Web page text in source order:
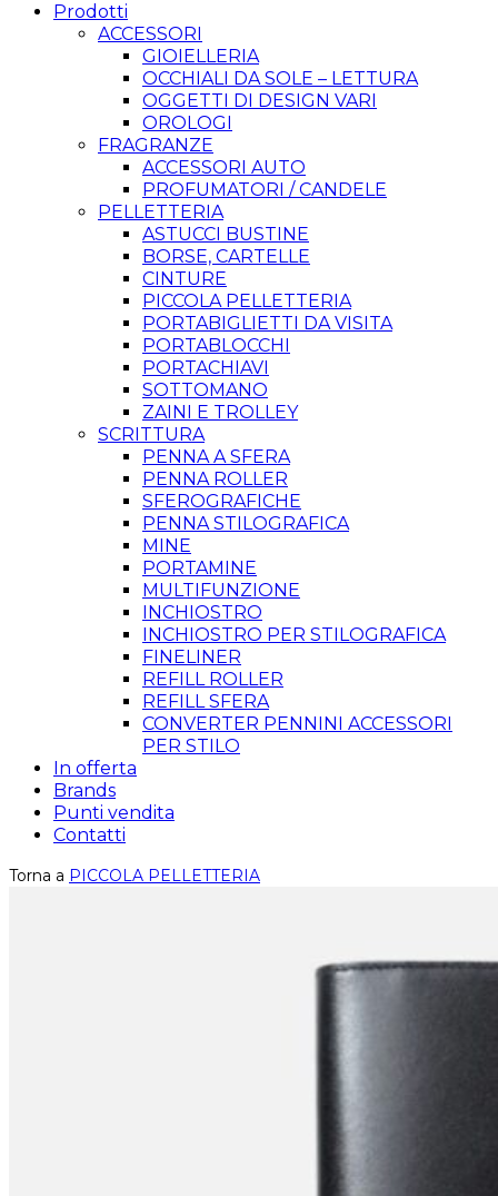
Prodotti
ACCESSORI
GIOIELLERIA
OCCHIALI DA SOLE – LETTURA
OGGETTI DI DESIGN VARI
OROLOGI
FRAGRANZE
ACCESSORI AUTO
PROFUMATORI / CANDELE
PELLETTERIA
ASTUCCI BUSTINE
BORSE, CARTELLE
CINTURE
PICCOLA PELLETTERIA
PORTABIGLIETTI DA VISITA
PORTABLOCCHI
PORTACHIAVI
SOTTOMANO
ZAINI E TROLLEY
SCRITTURA
PENNA A SFERA
PENNA ROLLER
SFEROGRAFICHE
PENNA STILOGRAFICA
MINE
PORTAMINE
MULTIFUNZIONE
INCHIOSTRO
INCHIOSTRO PER STILOGRAFICA
FINELINER
REFILL ROLLER
REFILL SFERA
CONVERTER PENNINI ACCESSORI
PER STILO
In offerta
Brands
Punti vendita
Contatti
Torna a PICCOLA PELLETTERIA